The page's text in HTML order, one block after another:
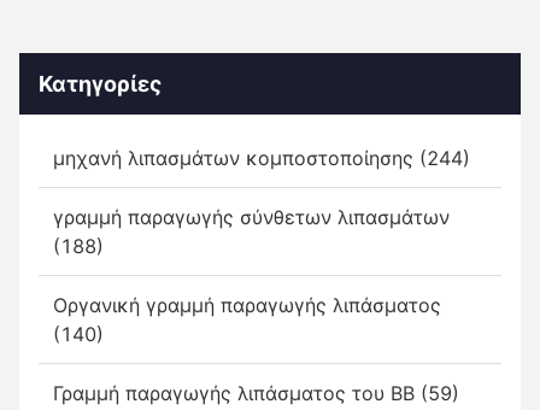
Κατηγορίες
μηχανή λιπασμάτων κομποστοποίησης (244)
γραμμή παραγωγής σύνθετων λιπασμάτων
(188)
Οργανική γραμμή παραγωγής λιπάσματος
(140)
Γραμμή παραγωγής λιπάσματος του BB (59)